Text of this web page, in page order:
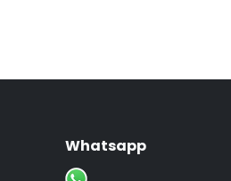
Whatsapp